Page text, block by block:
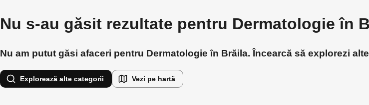
Nu s-au găsit rezultate pentru Dermatologie în
Nu am putut găsi afaceri pentru Dermatologie în Brăila. Încearcă să explorezi
Explorează alte categorii Vezi pe hartă